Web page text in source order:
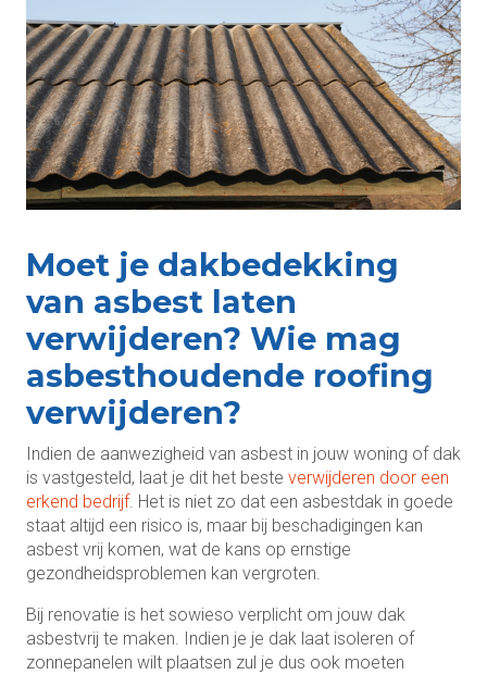
Moet je dakbedekking
van asbest laten
verwijderen? Wie mag
asbesthoudende roofing
verwijderen?
Indien de aanwezigheid van asbest in jouw woning of dak
is vastgesteld, laat je dit het beste verwijderen door een
erkend bedrijf. Het is niet zo dat een asbestdak in goede
staat altijd een risico is, maar bij beschadigingen kan
asbest vrij komen, wat de kans op ernstige
gezondheidsproblemen kan vergroten.
Bij renovatie is het sowieso verplicht om jouw dak
asbestvrij te maken. Indien je je dak laat isoleren of
zonnepanelen wilt plaatsen zul je dus ook moeten